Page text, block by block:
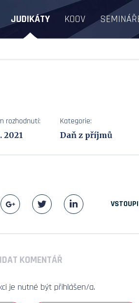
JUDIKÁTY KOOV
rozhodnutí:
2021
Kategorie:
Daň z příjmů
KOMENTÁŘ
je nutné být přihlášen/a.